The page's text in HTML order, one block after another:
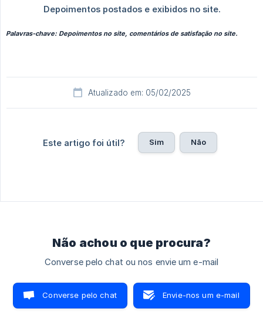
Palavras-chave: Depoimentos no site, comentários de satisfação no site.
Atualizado em: 05/02/2025
Este artigo foi útil? Sim Não
Não achou o que procura?
Converse pelo chat ou nos envie um e-mail
Converse pelo chat Envie-nos um e-mail